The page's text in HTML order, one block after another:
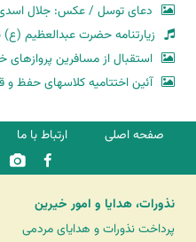
دعای توسل / عکس: جلال
زیارتنامه حضرت عبدالعظیم
استقبال از مسافرین پروازهای
آئین اختتامیه کلاسهای حفظ و
صفحه اصلی ارتباط با ما
نذورات، هدایا و امور خیرین
پرداخت نذورات و هدایای مردمی